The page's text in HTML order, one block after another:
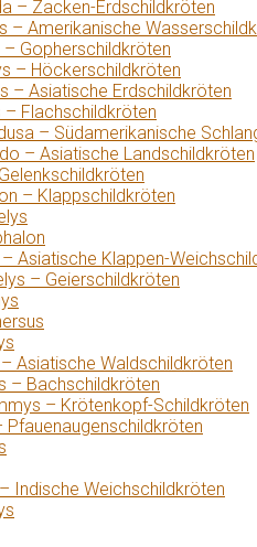
– Zacken-Erdschildkröten
– Amerikanische
– Gopherschildkröten
– Höckerschildkröten
– Asiatische Erdschildkröten
Flachschildkröten
– Südamerikanische
– Asiatische Landschildkröten
– Klappschildkröten
Asiatische Klappen-
– Geierschildkröten
Asiatische Waldschildkröten
– Bachschildkröten
– Krötenkopf-Schildkröten
Pfauenaugenschildkröten
Indische Weichschildkröten